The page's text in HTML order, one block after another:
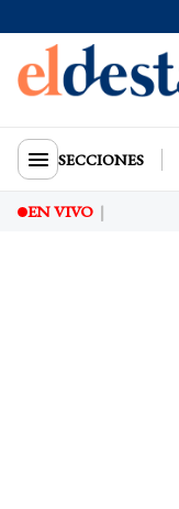
SECCIONES
EN VIVO